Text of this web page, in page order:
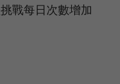
戰每日次數增加